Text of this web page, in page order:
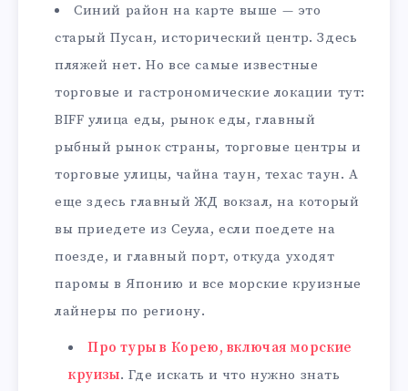
Синий район на карте выше — это
старый Пусан, исторический центр. Здесь
пляжей нет. Но все самые известные
торговые и гастрономические локации тут:
BIFF улица еды, рынок еды, главный
рыбный рынок страны, торговые центры и
торговые улицы, чайна таун, техас таун. А
еще здесь главный ЖД вокзал, на который
вы приедете из Сеула, если поедете на
поезде, и главный порт, откуда уходят
паромы в Японию и все морские круизные
лайнеры по региону.
Про туры в Корею, включая морские
круизы. Где искать и что нужно знать